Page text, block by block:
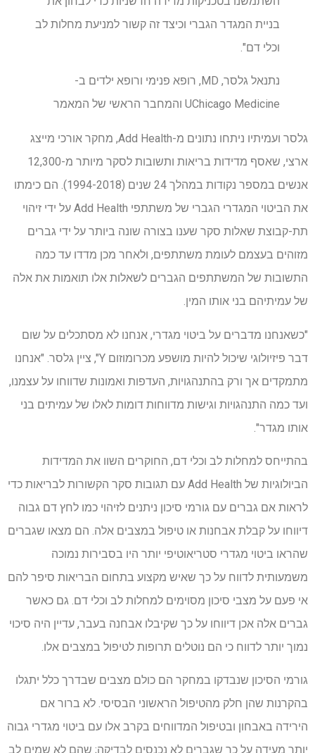
בניית המגדר הגברי וכיצד זה קשור למניעת מחלות לב
וכלי דם".
נתנאל גלסר, MD, רופא פנימי ורופא ילדים ב-
UChicago Medicine והמחבר הראשי של המאמר
גלסר ועמיתיו ניתחו נתונים מ-Add Health, מחקר אורכי מייצג
ארצי, שאסף מדידות בריאות ותשובות לסקר מיותר מ-12,300
אנשים במספר נקודות במהלך 24 שנים (1994-2018). הם כימתו
את הביטוי המגדרי הגברי של משתתפי Add Health על ידי זיהוי
תת-קבוצת שאלות סקר שענו בצורה שונה ביותר על ידי גברים
מזוהים בעצמם לעומת משתתפים, ולאחר מכן מדדו עד כמה
התשובות של המשתתפים הגברים לשאלות אלו תואמות את אלה
של עמיתיהם בני אותו המין.
"כשאנחנו מדברים על ביטוי מגדרי, אנחנו לא מסתכלים על שום
דבר פיזיולוגי שיכול להיות מושפע מכרומוזום Y", ציין גלסר. "אנחנו
מתמקדים אך ורק בהתנהגויות, העדפות ואמונות שדווחו על עצמנו,
ועד כמה התנהגויות וגישות מדווחות דומות לאלו של עמיתים בני
אותו מגדר".
בהתייחס למחלות לב וכלי דם, החוקרים השוו את המדידות
הביולוגיות של Add Health עם תגובות סקר הקשורות לבריאות כדי
לראות אם גברים עם גורמי סיכון ניתנים לזיהוי כמו לחץ דם גבוה
דיווחו על קבלת אבחנות או טיפול במצבים אלה. הם מצאו שגברים
שהראו ביטוי מגדרי סטריאוטיפי יותר היו בסבירות נמוכה
משמעותית לדווח על כך שאיש מקצוע בתחום הבריאות סיפר להם
אי פעם על מצבי סיכון מסוימים למחלות לב וכלי דם. גם כאשר
גברים אלה אכן דיווחו על כך שקיבלו אבחנה בעבר, עדיין היה סיכוי
נמוך יותר לדווח כי הם נוטלים תרופות לטיפול במצבים אלו.
גורמי הסיכון שנבדקו במחקר הם כולם מצבים שבדרך כלל יתגלו
בהקרנות שהן חלק מהטיפול הראשוני הבסיסי. לא ברור אם
הירידה באבחון ובטיפול המדווחים בקרב אלו עם ביטוי מגדרי גבוה
יותר מעידה על כך שגברים לא נכנסים לבדיקה; שהם לא שמים לב